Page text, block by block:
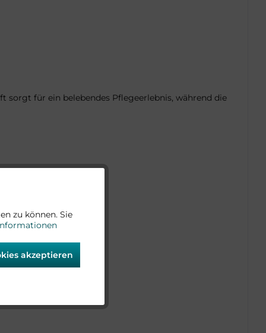
sorgt für ein belebendes Pflegeerlebnis, während die
Aktiv
zu können. Sie
akzeptieren